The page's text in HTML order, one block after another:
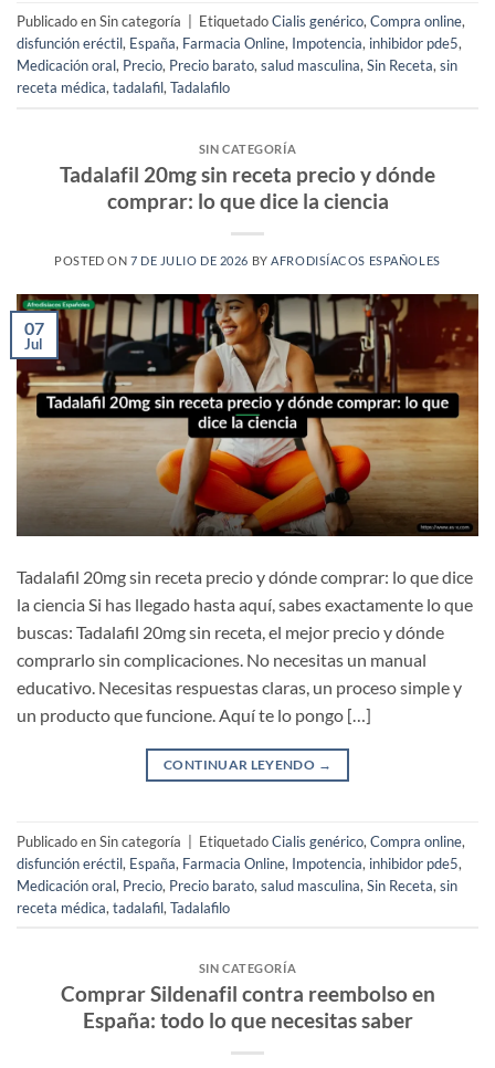
Publicado en Sin categoría EtiquetadoCialis genérico,Compra online,
disfunción eréctil, España, Farmacia Online, Impotencia, inhibidor pde5,
Medicación oral, Precio, Precio barato,salud masculina,Sin Receta,sin
receta médica,tadalafil,Tadalafilo
SIN CATEGORÍA
Tadalafil 20mg sin receta precio y dónde
comprar: lo que dice la ciencia
POSTED ON 7 DE JULIO DE 2026 BYAFRODISÍACOS ESPAÑOLES
07
Jul
Tadalafil 20mg sin receta precio y dónde comprar: lo que dice
la ciencia Si has llegado hasta aquí, sabes exactamente lo que
buscas: Tadalafil 20mg sin receta, el mejor precio y dónde
comprarlo sin complicaciones. No necesitas un manual
educativo. Necesitas respuestas claras, un proceso simple y
un producto que funcione. Aquí te lo pongo […]
CONTINUAR LEYENDO →
Publicado en Sin categoría EtiquetadoCialis genérico, Compra online,
disfunción eréctil, España, Farmacia Online, Impotencia, inhibidor pde5,
Medicación oral, Precio, Precio barato, salud masculina, Sin Receta, sin
receta médica, tadalafil, Tadalafilo
SIN CATEGORÍA
Comprar Sildenafil contra reembolso en
España: todo lo que necesitas saber